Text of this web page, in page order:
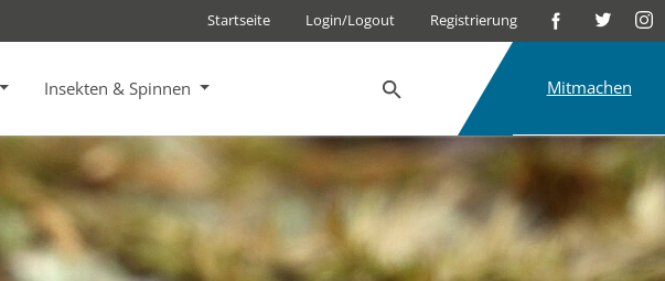
Startseite Login/Logout Registrierung
Insekten & Spinnen Mitmachen